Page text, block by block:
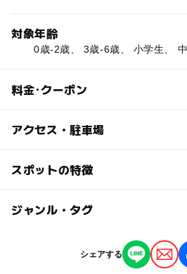
対象年齢
0歳-2歳、 3歳-6歳、 小学生、
料金･クーポン
子供の料金
アクセス・駐車場
交通アクセス
【車の場合】土佐清水市から足
スポットの特徴
駐車場あり
ー 託
ジャンル・タグ
シェアする